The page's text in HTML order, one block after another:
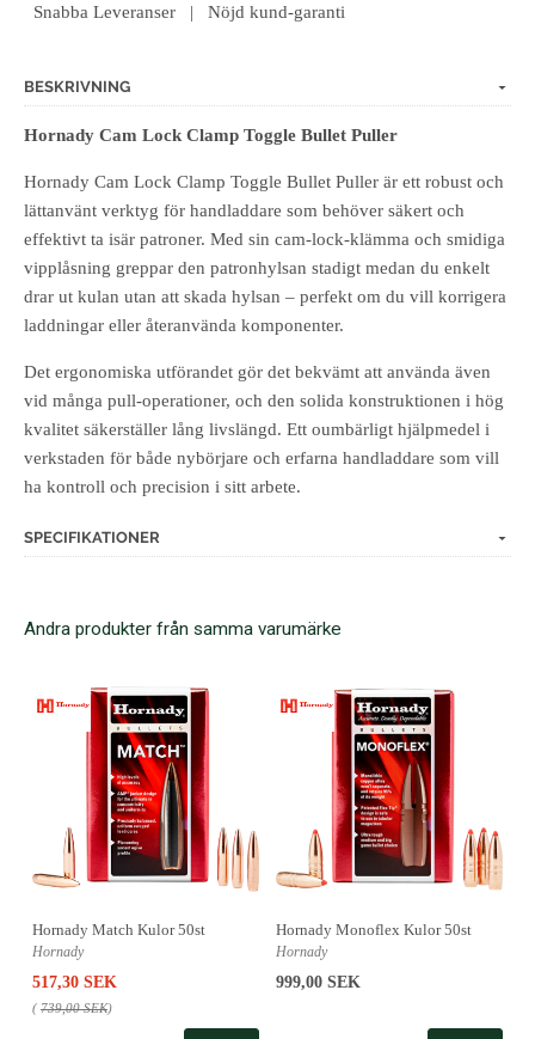
Snabba Leveranser | Nöjd kund-garanti
BESKRIVNING
Hornady Cam Lock Clamp Toggle Bullet Puller
Hornady Cam Lock Clamp Toggle Bullet Puller är ett robust och
lättanvänt verktyg för handladdare som behöver säkert och
effektivt ta isär patroner. Med sin cam-lock-klämma och smidiga
vipplåsning greppar den patronhylsan stadigt medan du enkelt
drar ut kulan utan att skada hylsan – perfekt om du vill korrigera
laddningar eller återanvända komponenter.
Det ergonomiska utförandet gör det bekvämt att använda även
vid många pull-operationer, och den solida konstruktionen i hög
kvalitet säkerställer lång livslängd. Ett oumbärligt hjälpmedel i
verkstaden för både nybörjare och erfarna handladdare som vill
ha kontroll och precision i sitt arbete.
SPECIFIKATIONER
Andra produkter från samma varumärke
Hornady Match Kulor 50st
Hornady
517,30 SEK
( 739,00 SEK)
Hornady Monoflex Kulor 50st
Hornady
999,00 SEK